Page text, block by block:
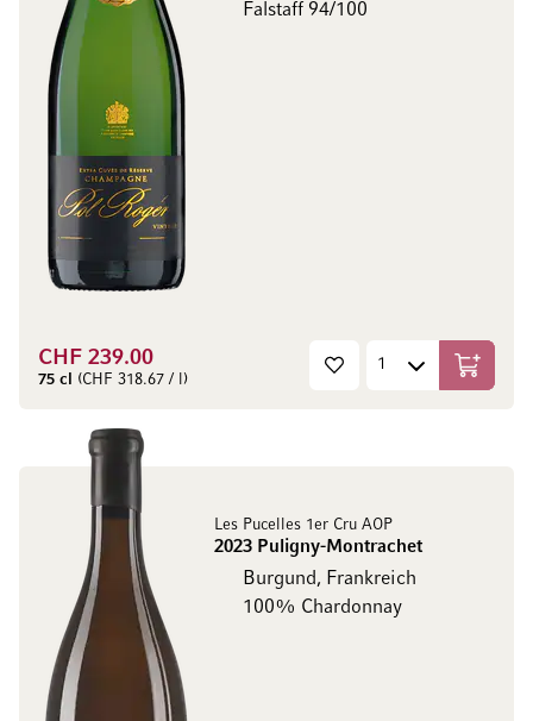
Falstaff 94/100
CHF 239.00
75 cl (CHF 318.67 / l) In den
Les Pucelles 1er Cru AOP
2023 Puligny-Montrachet
Burgund, Frankreich
100% Chardonnay